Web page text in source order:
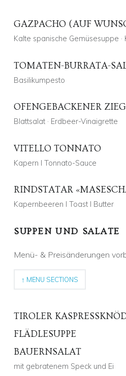
GAZPACHO (AUF
Kalte spanische Gemüsesuppe
Posted on:
12 Sep. 2021
TOMATEN-BURRATA-
Basilikumpesto
Posted on:
8 Nov. 2018
OFENGEBACKENER
Blattsalat · Erdbeer-Vinaigrette
Posted on:
12 Nov. 2019Written by:
VITELLO TONNATO
Kapern I Tonnato-Sauce
Posted on:
3 März 2025
Written by:
CDComments:
RINDSTATAR
Kapernbeeren I Toast I Butter
13 Apr. 2019Written by:
Fred FehrComments:
0
SUPPEN UND SALATE
Menü- & Preisänderungen
↑ MENU SECTIONS
TIROLER
Posted on:
9 Sep. 2019
Written by:
Alex Fehr
Comments:
FLÄDLESUPPE
Posted on:
8 Nov. 2018
BAUERNSALAT
mit gebratenem Speck und Ei